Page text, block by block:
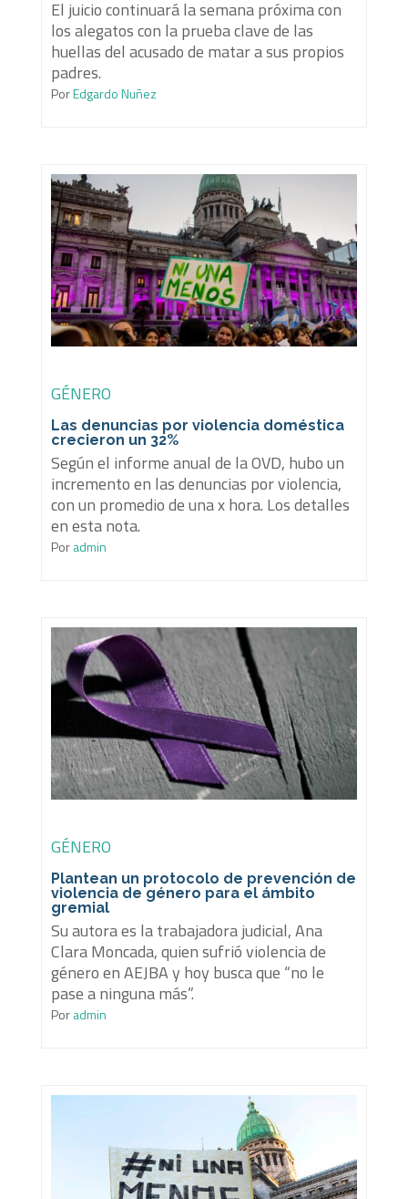
El juicio continuará la semana próxima con
los alegatos con la prueba clave de las
huellas del acusado de matar a sus propios
padres.
PorEdgardo Nuñez
GÉNERO
Las denuncias por violencia doméstica
crecieron un 32%
Según el informe anual de la OVD, hubo un
incremento en las denuncias por violencia,
con un promedio de una x hora. Los detalles
en esta nota.
Poradmin
GÉNERO
Plantean un protocolo de prevención de
violencia de género para el ámbito
gremial
Su autora es la trabajadora judicial, Ana
Clara Moncada, quien sufrió violencia de
género en AEJBA y hoy busca que “no le
pase a ninguna más”.
Poradmin